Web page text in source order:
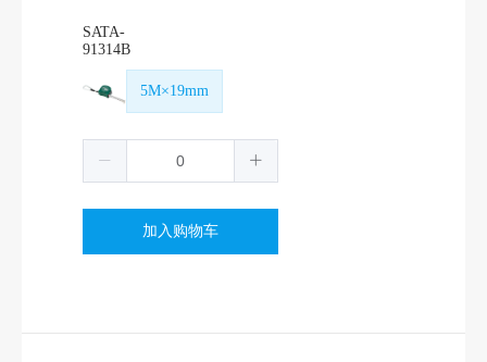
SATA-
91314B
5M×19mm
加入购物车